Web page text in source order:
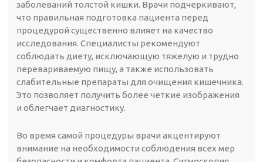
заболеваний толстой кишки. Врачи подчеркивают,
что правильная подготовка пациента перед
процедурой существенно влияет на качество
исследования. Специалисты рекомендуют
соблюдать диету, исключающую тяжелую и трудно
перевариваемую пищу, а также использовать
слабительные препараты для очищения кишечника.
Это позволяет получить более четкие изображения
и облегчает диагностику.
Во время самой процедуры врачи акцентируют
внимание на необходимости соблюдения всех мер